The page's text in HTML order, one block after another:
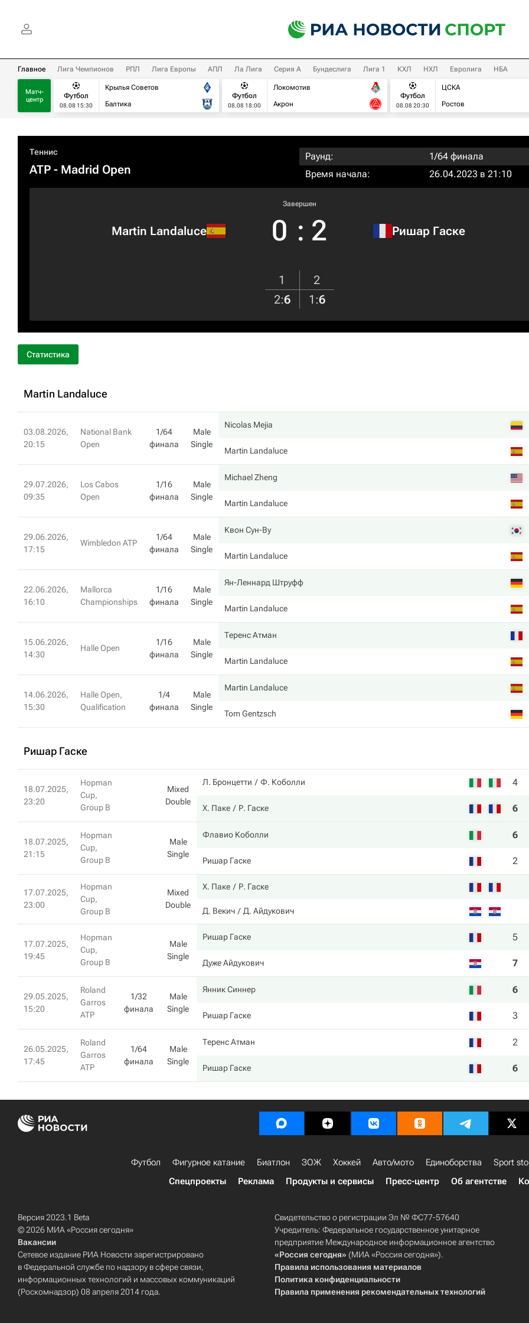
Главное Лига Чемпионов РПЛ Лига Европы АПЛ Ла Лига Серия А Бундеслига Лига 1 КХЛ НХЛ Евролига НБА
Матч-
центр
Футбол
08.08 15:30
Крылья Советов
Балтика
Футбол
08.08 18:00
Локомотив
Акрон
Футбол
08.08 20:30
ЦСКА
Ростов
Теннис
ATP - Madrid Open
Раунд:
1/64 финала
Время начала:
26.04.2023 в 21:10
Martin Landaluce
Завершен
0 : 2 Ришар Гаске
1
2
2:6 1 :6
Статистика
Martin Landaluce
03.08.2026,
20:15
National Bank
Open
1/64
финала
Male
Single
Nicolas Mejia
Martin Landaluce
29.07.2026,
09:35
Los Cabos
Open
1/16
финала
Male
Single
Michael Zheng
Martin Landaluce
29.06.2026,
17:15
Wimbledon ATP
1/64
финала
Male
Single
Квон Сун-Ву
Martin Landaluce
22.06.2026,
16:10
Mallorca
Championships
1/16
финала
Male
Single
Ян-Леннард Штруфф
Martin Landaluce
15.06.2026,
14:30
Halle Open
1/16
финала
Male
Single
Теренс Атман
Martin Landaluce
14.06.2026,
15:30
Halle Open,
Qualification
1/4
финала
Male
Single
Martin Landaluce
Tom Gentzsch
Ришар Гаске
18.07.2025,
23:20
Hopman
Cup,
Group B
Mixed
Double
Л. Бронцетти Ф. Коболли 4
Х. Паке Р. Гаске 6
18.07.2025,
21:15
Hopman
Cup,
Group B
Male
Single
Флавио Коболли 6
Ришар Гаске 2
17.07.2025,
23:00
Hopman
Cup,
Group B
Mixed
Double
Х. Паке Р. Гаске
Д. Векич Д. Айдукович
17.07.2025,
19:45
Hopman
Cup,
Group B
Male
Single
Ришар Гаске 5
Дуже Айдукович 7
29.05.2025,
15:20
Roland
Garros
ATP
1/32
финала
Male
Single
Янник Синнер 6
Ришар Гаске 3
26.05.2025,
17:45
Roland
Garros
ATP
1/64
финала
Male
Single
Теренс Атман 2
Ришар Гаске 6
Футбол Фигурное катание Биатлон ЗОЖ Хоккей Авто/мото Единоборства Sport
Спецпроекты
Реклама Продукты и сервисы Пресс-центр Об агентстве
Версия 2023.1 Beta
© 2026 МИА «Россия сегодня»
Вакансии
Сетевое издание РИА Новости зарегистрировано
в Федеральной службе по надзору в сфере связи,
информационных технологий и массовых коммуникаций
(Роскомнадзор) 08 апреля 2014 года.
Свидетельство о регистрации Эл № ФС77-57640
Учредитель: Федеральное государственное унитарное
предприятие Международное информационное агентство
«Россия сегодня» (МИА «Россия сегодня»).
Правила использования материалов
Политика конфиденциальности
Правила применения рекомендательных технологий